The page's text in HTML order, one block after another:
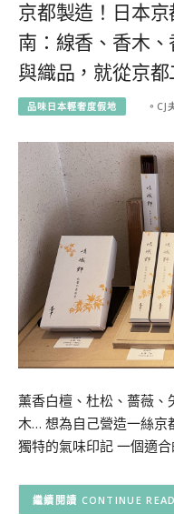
京都製造！日本
南：線香、香木
與織品，就從京都
品味日本輕奢度假地 。CJ
薰香白檀、杜松、薔薇
木… 想為自己營造一絲京
獨特的氣味印記 一個適
CONTINUE